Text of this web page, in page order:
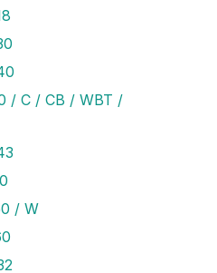
/ C / CB / WBT /
/ W